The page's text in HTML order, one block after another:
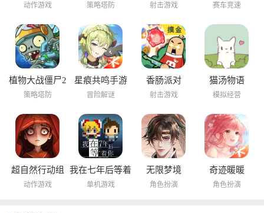
动作游戏 策略塔防 射击游戏 赛车竞速
植物大战僵尸2
海底世界
策略塔防
星痕共鸣手游
冒险解谜
香肠派对
射击游戏
猫汤物语
模拟经营
超自然行动组
动作游戏
我在七年后等着
你
单机游戏
无限梦境
角色扮演
奇迹暖暖
角色扮演